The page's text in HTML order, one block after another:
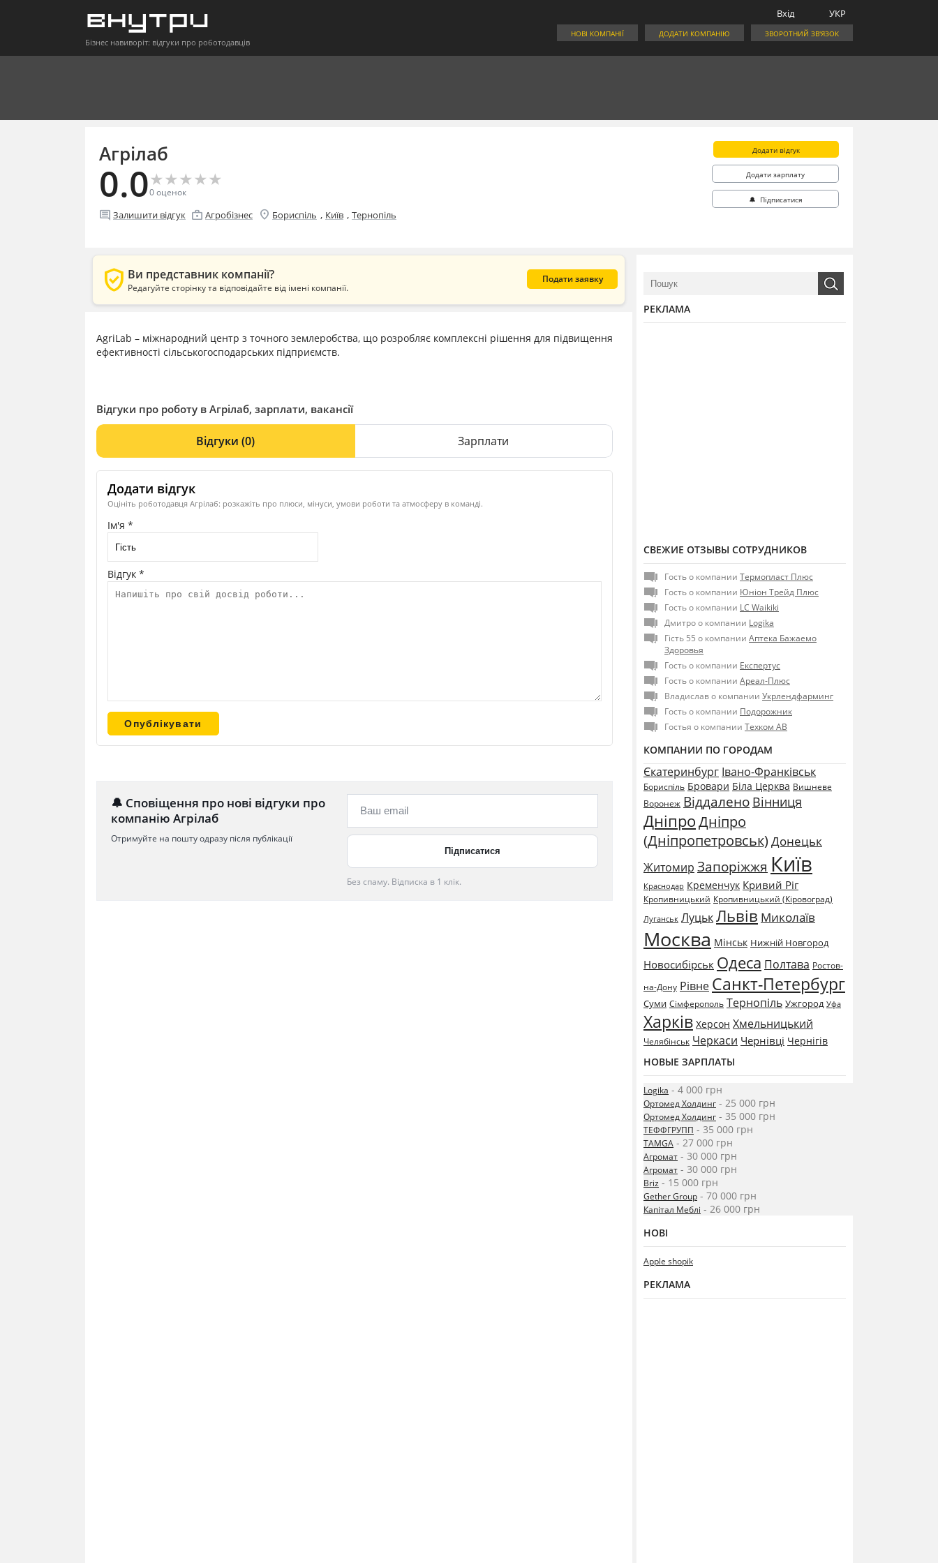
Бізнес навиворіт: відгуки про роботодавців
УКР
Вхід
ЗВОРОТНИЙ ЗВ'ЯЗОК
ДОДАТИ КОМПАНІЮ
НОВІ КОМПАНІЇ
Агрілаб
0.0★
★★
★★
★★
★★
★
0оценок
comment Залишити відгук enterprise Агробізнес location_on Бориспіль , Київ , Тернопіль
Додати відгук
Додати зарплату
🔔 Підписатися
verified_user Ви представник компанії?
Редагуйте сторінку та відповідайте від імені компанії.
Подати заявку
AgriLab – міжнародний центр з точного землеробства, що розробляє комплексні рішення для підвищення
ефективності сільськогосподарських підприємств.
Відгуки про роботу в Агрілаб, зарплати, вакансії
Відгуки(0) Зарплати
Додати відгук
Оцініть роботодавця Агрілаб: розкажіть про плюси, мінуси, умови роботи та атмосферу в команді.
Ім'я *
Відгук *
🔔 Сповіщення про нові відгуки про
компанію Агрілаб
Отримуйте на пошту одразу після публікації
Без спаму. Відписка в 1 клік.
РЕКЛАМА
СВЕЖИЕ ОТЗЫВЫ СОТРУДНИКОВ
Гость о компании Термопласт Плюс
Гость о компании Юніон Трейд Плюс
Гость о компании LC Waikiki
Дмитро о компании Logika
Гість 55 о компании Аптека Бажаемо
Здоровья
Гость о компании Експертус
Гость о компании Ареал-Плюс
Владислав о компании Укрлендфарминг
Гость о компании Подорожник
Гостья о компании Техком АВ
КОМПАНИИ ПО ГОРОДАМ
Єкатеринбург Івано-Франківськ
Бориспіль Бровари Біла Церква Вишневе
Воронеж Віддалено Вінниця
ДніпроДніпро
(Дніпропетровськ) Донецьк
Житомир Запоріжжя Київ
Краснодар Кременчук Кривий Ріг
Кропивницький Кропивницький (Кіровоград)
Луганськ ЛуцькЛьвів Миколаїв
Москва Мінськ Нижній Новгород
Новосибірськ Одеса Полтава Ростов-
на-Дону Рівне Санкт-Петербург
Суми Сімферополь Тернопіль Ужгород Уфа
Харків Херсон Хмельницький
Челябінськ Черкаси Чернівці Чернігів
НОВЫЕ ЗАРПЛАТЫ
Logika - 4 000 грн
Ортомед Холдинг - 25 000 грн
Ортомед Холдинг - 35 000 грн
ТЕФФГРУПП - 35 000 грн
TAMGA - 27 000 грн
Агромат - 30 000 грн
Агромат - 30 000 грн
Briz - 15 000 грн
Gether Group - 70 000 грн
Капітал Меблі - 26 000 грн
НОВІ
Apple shopik
РЕКЛАМА